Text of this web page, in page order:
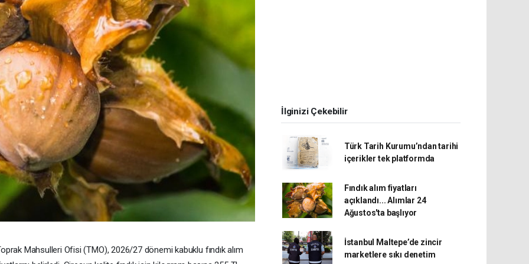
Mahsulleri Ofisi (TMO), 2026/27 dönemi kabuklu fındık alım
İlginizi Çekebilir
Türk Tarih Kurumu’ndan tarihi
içerikler tek platformda
Fındık alım fiyatları
açıklandı... Alımlar 24
Ağustos'ta başlıyor
İstanbul Maltepe’de zincir
marketlere sıkı denetim